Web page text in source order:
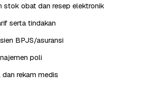
obat dan resep elektronik
serta tindakan
BPJS/asuransi
poli
dan rekam medis